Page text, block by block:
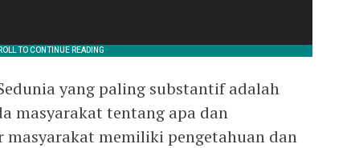
yang paling substantif adalah
masyarakat tentang apa dan
masyarakat memiliki pengetahuan dan